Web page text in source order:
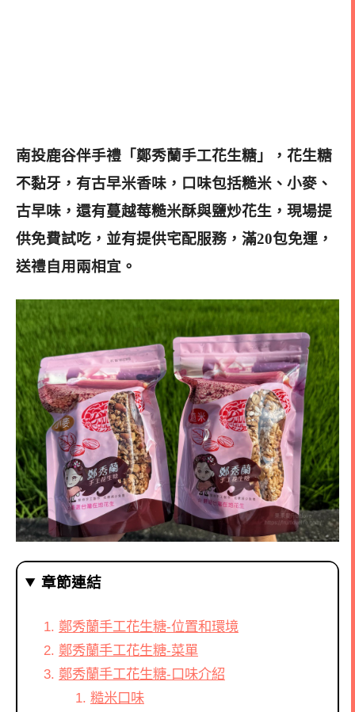
南投鹿谷伴手禮「鄭秀蘭手工花生糖」，花生糖
不黏牙，有古早米香味，口味包括糙米、小麥、
古早味，還有蔓越莓糙米酥與鹽炒花生，現場提
供免費試吃，並有提供宅配服務，滿20包免運，
送禮自用兩相宜。
章節連結
鄭秀蘭手工花生糖-位置和環境
鄭秀蘭手工花生糖-菜單
鄭秀蘭手工花生糖-口味介紹
糙米口味